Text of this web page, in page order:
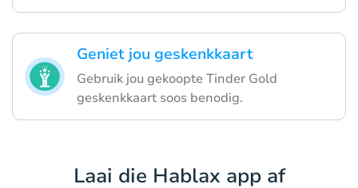
Geniet jou geskenkkaart
Gebruik jou gekoopte Tinder Gold
geskenkkaart soos benodig.
Laai die Hablax app af